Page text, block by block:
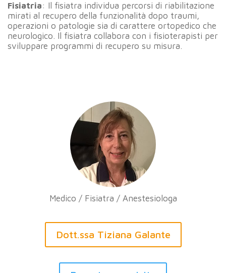
Fisiatria: Il fisiatra individua percorsi di riabilitazione
mirati al recupero della funzionalità dopo traumi,
operazioni o patologie sia di carattere ortopedico che
neurologico. Il fisiatra collabora con i fisioterapisti per
sviluppare programmi di recupero su misura.
Medico / Fisiatra / Anestesiologa
Dott.ssa Tiziana Galante